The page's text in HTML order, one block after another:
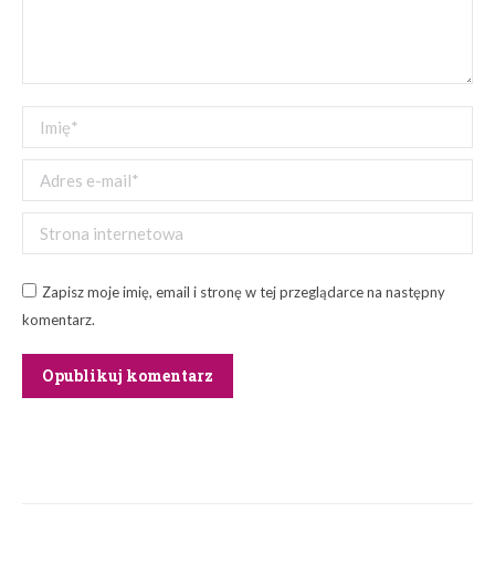
Imię *
Adres e-mail *
Strona internetowa
Zapisz moje imię, email i stronę w tej przeglądarce na następny
komentarz.
Opublikuj komentarz